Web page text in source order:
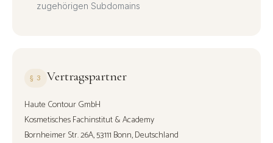
zugehörigen Subdomains
§ 3 Vertragspartner
Haute Contour GmbH
Kosmetisches Fachinstitut & Academy
Bornheimer Str. 26A, 53111 Bonn, Deutschland